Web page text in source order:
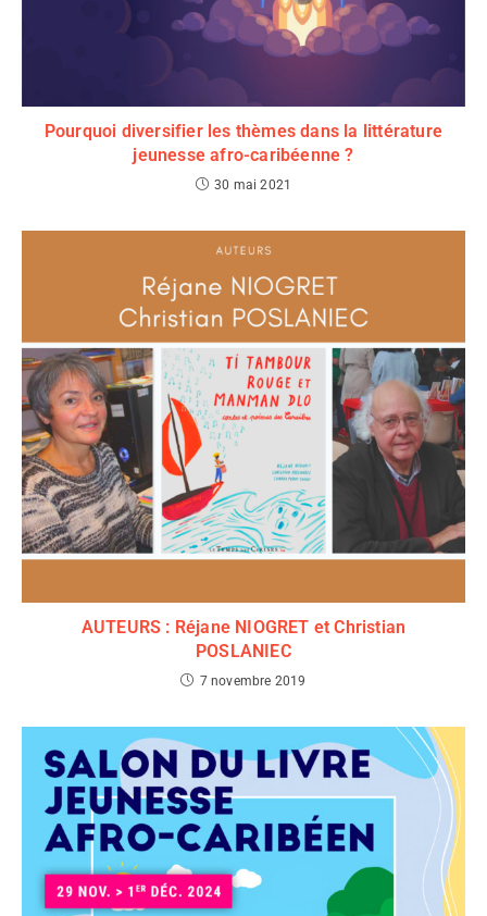
Pourquoi diversifier les thèmes dans la littérature
jeunesse afro-caribéenne ?
30 mai 2021
AUTEURS : Réjane NIOGRET et Christian
POSLANIEC
7 novembre 2019